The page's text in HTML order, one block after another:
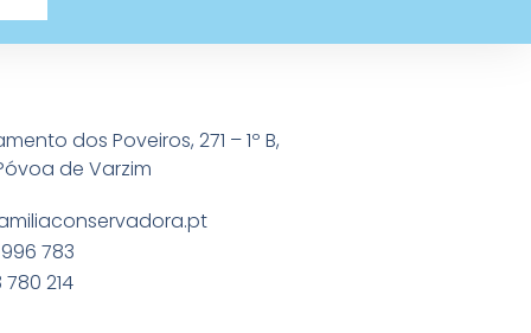
dos Poveiros, 271 – 1º B,
de Varzim
996 783
780 214